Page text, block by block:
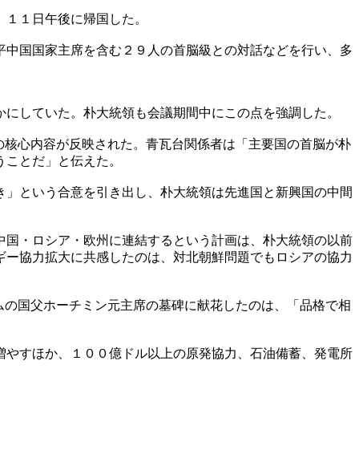
１日午後に帰国した。
国国家主席を含む２９人の首脳級との対話などを行い、多
していた。朴大統領も会議期間中にこの点を強調した。
心内容が反映された。青瓦台関係者は「主要国の首脳が朴
とだ」と伝えた。
という合意を引き出し、朴大統領は先進国と新興国の中間
・ロシア・欧州に連結するという計画は、朴大統領の以前
協力拡大に共感したのは、対北朝鮮問題でもロシアの協力
国父ホーチミン元主席の墓碑に献花したのは、「品格で相
すほか、１００億ドル以上の原発協力、石油備蓄、発電所